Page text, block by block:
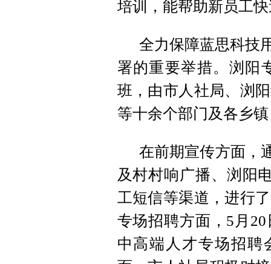
培训，能帮助新员工
全力保障蓝思科技
署的重要举措。浏阳
班，由市人社局、浏
等十余个部门及各乡
在前期宣传方面，
及村村响广播、浏阳
工短信等渠道，进行
专场招聘方面，5月
中高端人才专场招聘